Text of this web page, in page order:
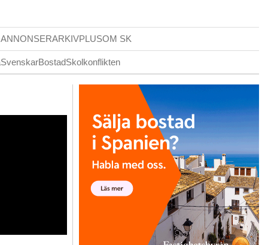
ARKIVPLUSOM SK
SvenskarBostadSkolkonflikten